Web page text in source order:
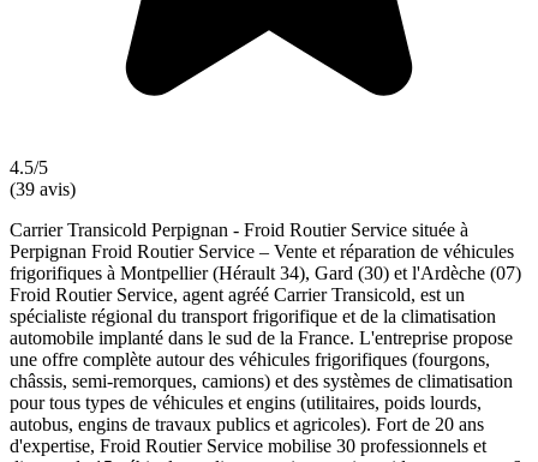
4.5/5
(39 avis)
Carrier Transicold Perpignan - Froid Routier Service située à
Perpignan Froid Routier Service – Vente et réparation de véhicules
frigorifiques à Montpellier (Hérault 34), Gard (30) et l'Ardèche (07)
Froid Routier Service, agent agréé Carrier Transicold, est un
spécialiste régional du transport frigorifique et de la climatisation
automobile implanté dans le sud de la France. L'entreprise propose
une offre complète autour des véhicules frigorifiques (fourgons,
châssis, semi-remorques, camions) et des systèmes de climatisation
pour tous types de véhicules et engins (utilitaires, poids lourds,
autobus, engins de travaux publics et agricoles). Fort de 20 ans
d'expertise, Froid Routier Service mobilise 30 professionnels et